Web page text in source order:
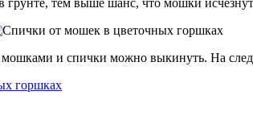
мошками и спички можно выкинуть. На